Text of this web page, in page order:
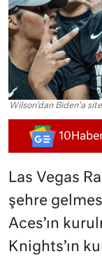
Wilson'dan Biden'a
Las Vegas
şehre
Aces’ın
Knights’ın